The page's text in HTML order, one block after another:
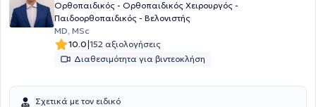
ανακοινώσεις σε ελληνικά και διεθνή επιστημονικά περιοδικά και
συνέδρια.
Ορθοπαιδικός - Ορθοπαιδικός Χειρουργός -
Παιδοορθοπαιδικός - Βελονιστής
MD, MSc
10.0|152 αξιολογήσεις
Διαθεσιμότητα για βιντεοκλήση
Σχετικά με τον ειδικό